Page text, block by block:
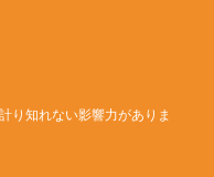
り知れない影響力がありま